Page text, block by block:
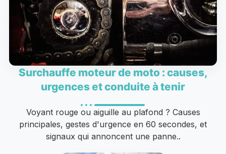
Surchauffe moteur de moto : causes,
urgences et conduite à tenir
Voyant rouge ou aiguille au plafond ? Causes
principales, gestes d'urgence en 60 secondes, et
signaux qui annoncent une panne..